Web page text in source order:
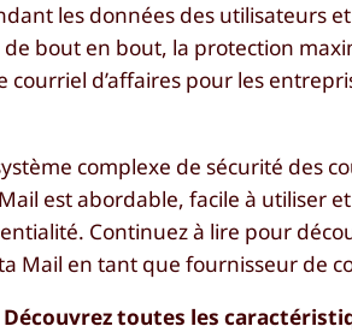
les données des utilisateurs
de bout en bout, la protection
d’affaires pour les
complexe de sécurité des
est abordable, facile à utiliser
Continuez à lire pour
Mail en tant que fournisseur de
toutes les